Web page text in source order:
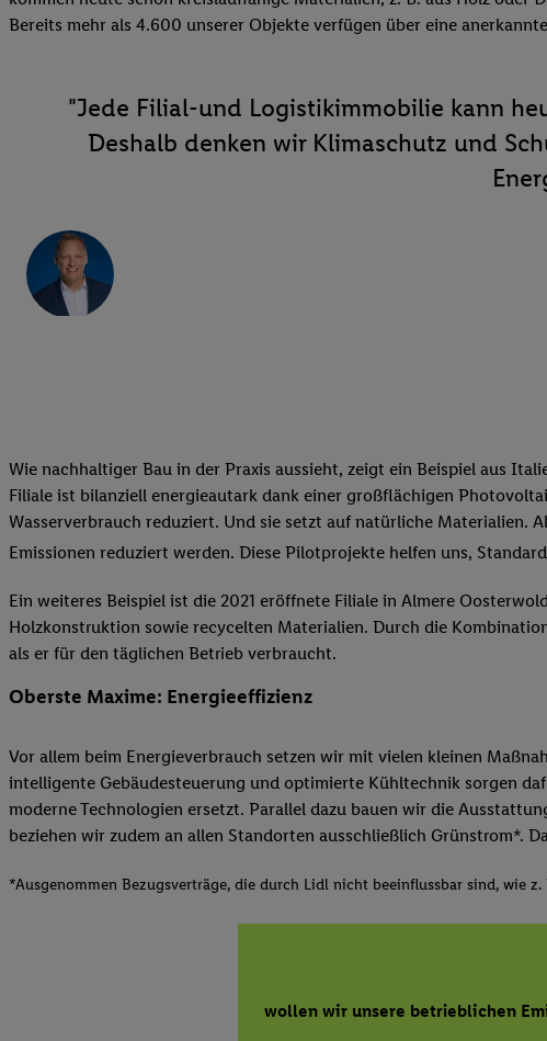
Bereits mehr als 4.600 unserer Objekte verfügen über eine
"Jede Filial-und Logistikimmobilie kann
Deshalb denken wir Klimaschutz und
Wie nachhaltiger Bau in der Praxis aussieht, zeigt ein Beispiel aus
Filiale ist bilanziell energieautark dank einer großflächigen
Wasserverbrauch reduziert. Und sie setzt auf natürliche Materialien.
Emissionen reduziert werden. Diese Pilotprojekte helfen uns,
Ein weiteres Beispiel ist die 2021 eröffnete Filiale in Almere
Holzkonstruktion sowie recycelten Materialien. Durch die
als er für den täglichen Betrieb verbraucht.
Oberste Maxime: Energieeffizienz
Vor allem beim Energieverbrauch setzen wir mit vielen kleinen
intelligente Gebäudesteuerung und optimierte Kühltechnik sorgen
moderne Technologien ersetzt. Parallel dazu bauen wir die
beziehen wir zudem an allen Standorten ausschließlich Grünstrom*.
*Ausgenommen Bezugsverträge, die durch Lidl nicht beeinflussbar sind, wie
wollen wir unsere betrieblichen